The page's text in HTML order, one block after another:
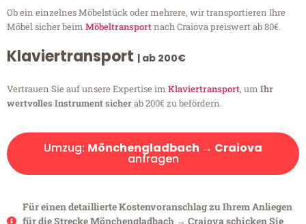
Ob ein einzelnes Möbelstück oder mehrere, wir transportieren Ihre
Möbel sicher beim Möbeltransportnach Craiova preiswert ab 80€.
Klaviertransport | ab 200€
Vertrauen Sie auf unsere Expertise im Klaviertransport, um Ihr
wertvolles Instrument sicherab 200€ zu befördern.
Umzug: Mönchengladbach → Craiova
anfragen
Für einen detaillierte Kostenvoranschlag zu Ihrem Anliegen
für die Strecke Mönchengladbach → Craiova schicken Sie